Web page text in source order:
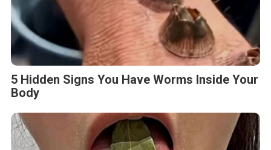
5 Hidden Signs You Have Worms Inside Your
Body